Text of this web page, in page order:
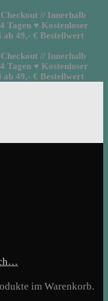
// Innerhalb
Tagen ♥ Kostenloser
49,- € Bestellwert
// Innerhalb
Tagen ♥ Kostenloser
49,- € Bestellwert
im Warenkorb.